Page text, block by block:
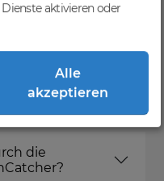
die
aktivieren oder
Alle
akzeptieren